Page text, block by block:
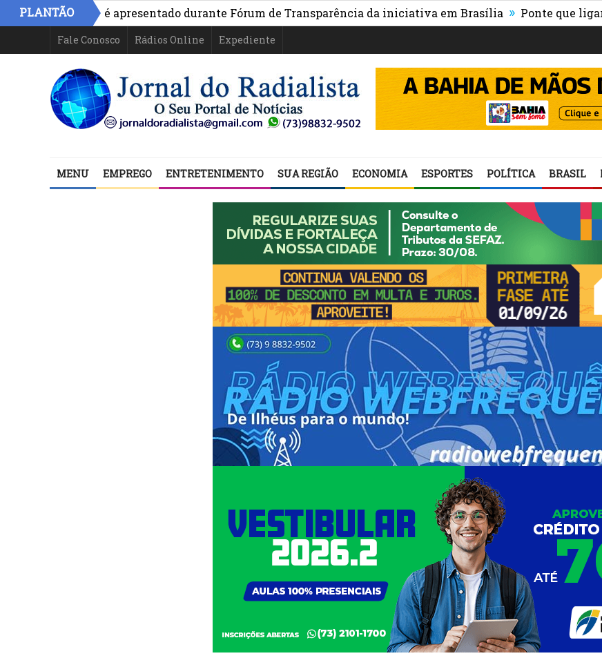
PLANTÃO
na Bahia é apresentado durante Fórum de Transparência da iniciativa em Brasília » Ponte que ligará o
Fale Conosco Rádios Online Expediente
MENU EMPREGO ENTRETENIMENTO SUA REGIÃO ECONOMIA ESPORTES POLÍTICA BRASIL